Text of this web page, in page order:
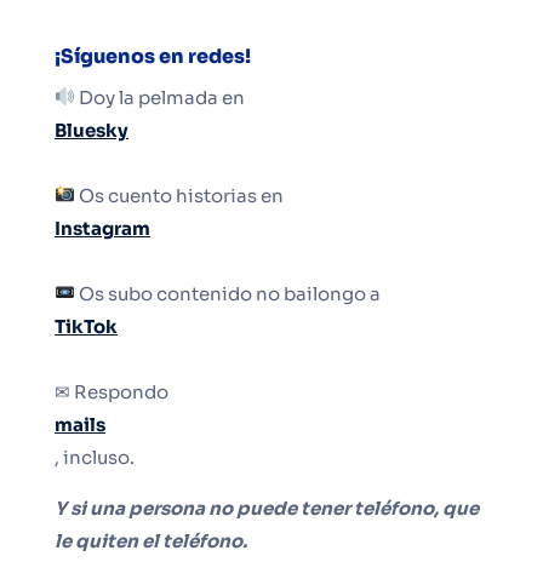
¡Síguenos en redes!
Doy la pelmada en
Bluesky
Os cuento historias en
Instagram
Os subo contenido no bailongo a
TikTok
✉ Respondo
mails
, incluso.
Y si una persona no puede tener teléfono, que
le quiten el teléfono.